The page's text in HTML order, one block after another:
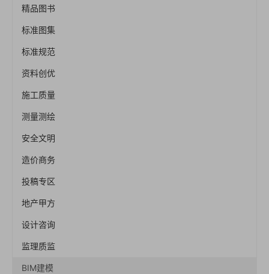
精品图书
标准图集
标准规范
资料创优
施工质量
测量测绘
安全文明
造价商务
投稿专区
地产甲方
设计咨询
监理质监
BIM建模